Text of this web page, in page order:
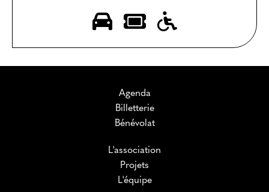
Agenda
Billetterie
Bénévolat
L'association
Projets
L'équipe